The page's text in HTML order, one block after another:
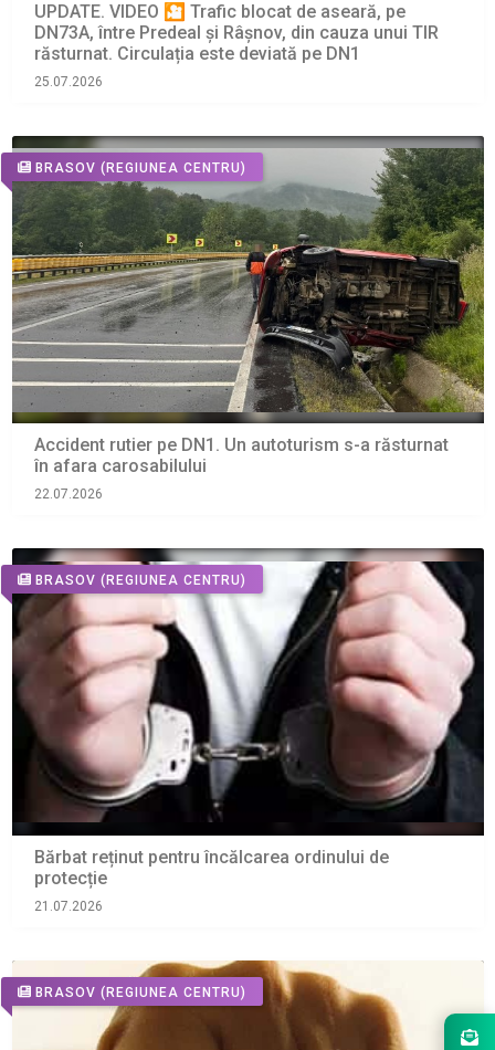
UPDATE. VIDEO 🎦 Trafic blocat de aseară, pe
DN73A, între Predeal și Râșnov, din cauza unui TIR
răsturnat. Circulația este deviată pe DN1
25.07.2026
BRASOV (REGIUNEA CENTRU)
Accident rutier pe DN1. Un autoturism s-a răsturnat
în afara carosabilului
22.07.2026
BRASOV (REGIUNEA CENTRU)
Bărbat reținut pentru încălcarea ordinului de
protecție
21.07.2026
BRASOV (REGIUNEA CENTRU)